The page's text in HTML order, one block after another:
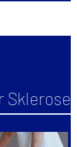
Sklerose